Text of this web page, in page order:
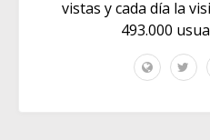
vistas y cada día la
493.000